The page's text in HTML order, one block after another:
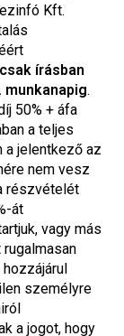
Kft.
írásban
.
50% + áfa
a teljes
a jelentkező az
nem vesz
részvételét
át
vagy más
személyre
a jogot, hogy